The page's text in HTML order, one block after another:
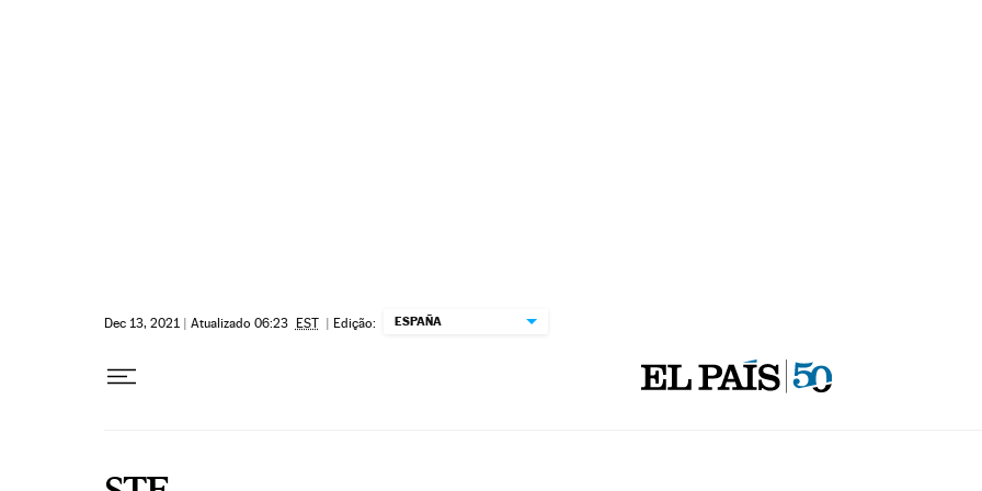
Dec 13, 2021 | Atualizado 06:23 EST | Edição: ESPAÑA